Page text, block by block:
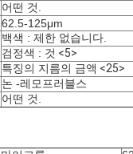
어떤 것.
62.5-125μm
백색 : 제한 없습니다.
검정색 : 것 <5>
특징의 지름의 금액 <25>
논 -레모프러블스
어떤 것.